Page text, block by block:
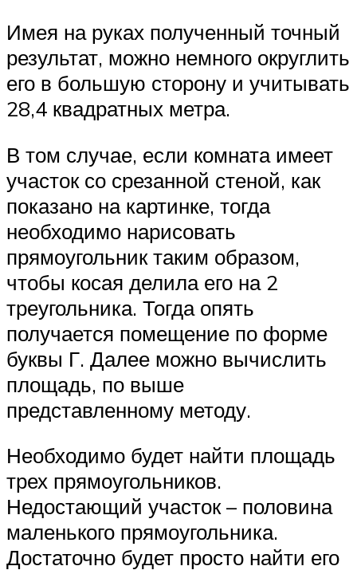
Имея на руках полученный точный
результат, можно немного округлить
его в большую сторону и учитывать
28,4 квадратных метра.
В том случае, если комната имеет
участок со срезанной стеной, как
показано на картинке, тогда
необходимо нарисовать
прямоугольник таким образом,
чтобы косая делила его на 2
треугольника. Тогда опять
получается помещение по форме
буквы Г. Далее можно вычислить
площадь, по выше
представленному методу.
Необходимо будет найти площадь
трех прямоугольников.
Недостающий участок – половина
маленького прямоугольника.
Достаточно будет просто найти его